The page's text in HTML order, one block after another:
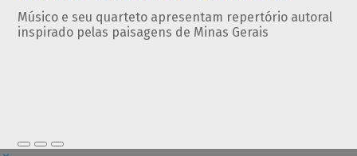
Músico e seu quarteto apresentam repertório autoral
inspirado pelas paisagens de Minas Gerais